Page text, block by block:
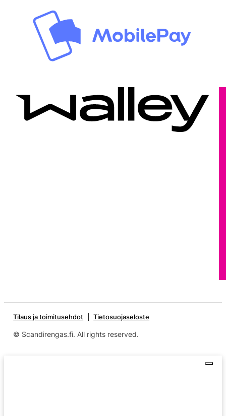
Tilaus ja toimitusehdot Tietosuojaseloste
© Scandirengas.fi. All rights reserved.